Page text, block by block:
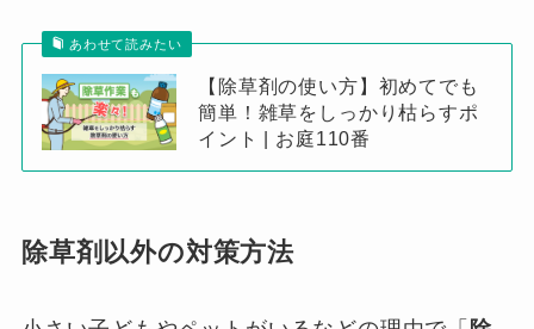
あわせて読みたい
【除草剤の使い方】初めてでも
簡単！雑草をしっかり枯らすポ
イント | お庭110番
除草剤以外の対策方法